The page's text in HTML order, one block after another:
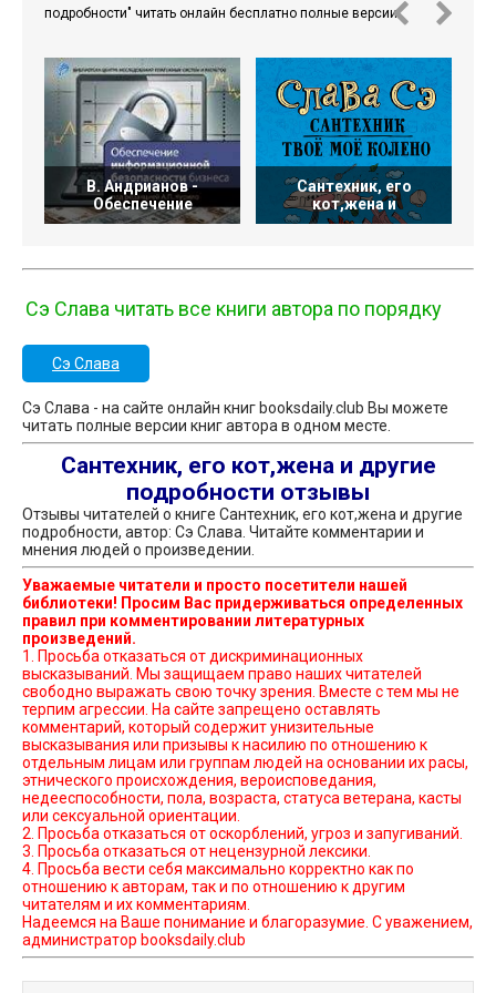
подробности" читать онлайн бесплатно полные версии.
В. Андрианов -
Обеспечение
Сантехник, его
кот,жена и
Сэ Слава читать все книги автора по порядку
Сэ Слава
Сэ Слава - на сайте онлайн книг booksdaily.club Вы можете
читать полные версии книг автора в одном месте.
Сантехник, его кот,жена и другие
подробности отзывы
Отзывы читателей о книге Сантехник, его кот,жена и другие
подробности, автор: Сэ Слава. Читайте комментарии и
мнения людей о произведении.
Уважаемые читатели и просто посетители нашей
библиотеки! Просим Вас придерживаться определенных
правил при комментировании литературных
произведений.
1. Просьба отказаться от дискриминационных
высказываний. Мы защищаем право наших читателей
свободно выражать свою точку зрения. Вместе с тем мы не
терпим агрессии. На сайте запрещено оставлять
комментарий, который содержит унизительные
высказывания или призывы к насилию по отношению к
отдельным лицам или группам людей на основании их расы,
этнического происхождения, вероисповедания,
недееспособности, пола, возраста, статуса ветерана, касты
или сексуальной ориентации.
2. Просьба отказаться от оскорблений, угроз и запугиваний.
3. Просьба отказаться от нецензурной лексики.
4. Просьба вести себя максимально корректно как по
отношению к авторам, так и по отношению к другим
читателям и их комментариям.
Надеемся на Ваше понимание и благоразумие. С уважением,
администратор booksdaily.club